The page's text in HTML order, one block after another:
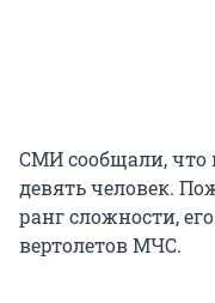
CМИ сообщали, что
девять человек.
ранг сложности,
вертолетов МЧС.